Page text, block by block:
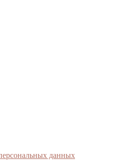
данных